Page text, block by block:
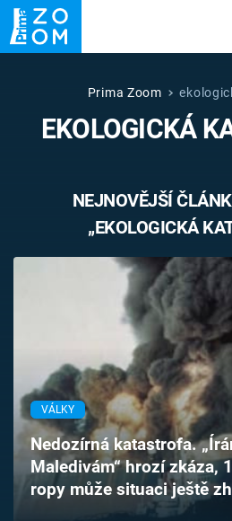
ZRÁDCI DRUHÁ
ZÁHADY VETŘELCI DÁVNOVĚKU
Témata
TV Program
Časopis
Sledujte prima+
Prima Zoom
EKOLOGICKÁ
NEJNOVĚJŠÍ
„EKOLOGICKÁ
VÁLKY
Nedozírná katastrofa.
Maledivám“ hrozí zkáza,
ropy může situaci ještě